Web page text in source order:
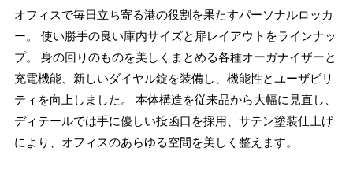
オフィスで毎日立ち寄る港の役割を果たすパーソナルロッカ
ー。
使い勝手の良い庫内サイズと扉レイアウトをラインナッ
プ。
身の回りのものを美しくまとめる各種オーガナイザーと
充電機能、新しいダイヤル錠を装備し、機能性とユーザビリ
ティを向上しました。
本体構造を従来品から大幅に見直し、
ディテールでは手に優しい投函口を採用、サテン塗装仕上げ
により、オフィスのあらゆる空間を美しく整えます。